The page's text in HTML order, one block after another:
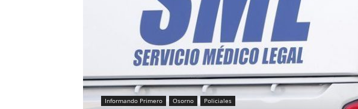
Informando Primero Osorno Policiales